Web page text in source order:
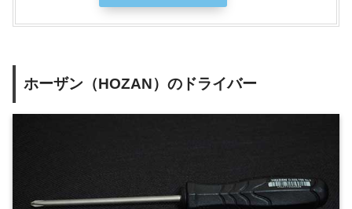
ホーザン（HOZAN）のドライバー